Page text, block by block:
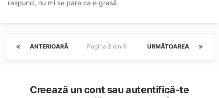
raspund, nu mi se pare ca e grasă.
ANTERIOARĂ URMĂTOAREA
Pagina 3 din 5
Creează un cont sau autentifică-te